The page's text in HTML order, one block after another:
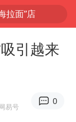
拉面”店
牲 年仅44岁
女子开一天一夜空调后二氧化碳中毒
引越来
易号
0